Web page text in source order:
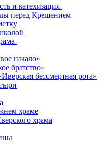
и катехизация
перед Крещением
начало»
братство»
бессмертная рота»
храме
храма